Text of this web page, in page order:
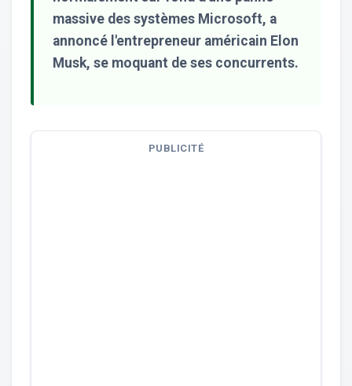
massive des systèmes Microsoft, a
annoncé l'entrepreneur américain Elon
Musk, se moquant de ses concurrents.
PUBLICITÉ